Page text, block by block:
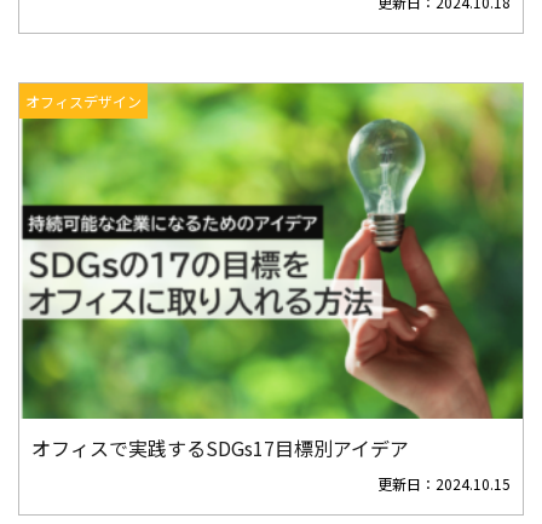
オフィスデザイン
オフィスで実践するSDGs17目標別アイデア
更新日： 2024.10.15